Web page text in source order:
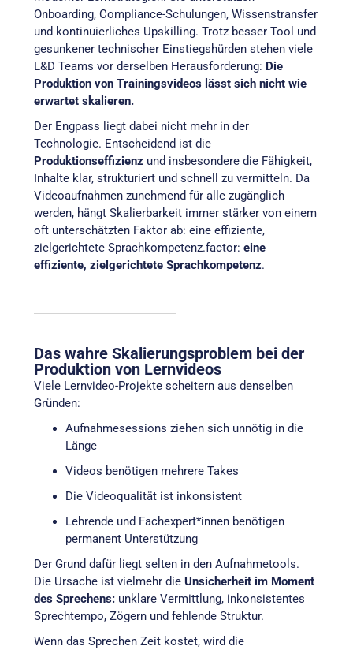
Onboarding, Compliance-Schulungen, Wissenstransfer
und kontinuierliches Upskilling. Trotz besser Tool und
gesunkener technischer Einstiegshürden stehen viele
L&D Teams vor derselben Herausforderung: Die
Produktion von Trainingsvideos lässt sich nicht wie
erwartet skalieren.
Der Engpass liegt dabei nicht mehr in der
Technologie. Entscheidend ist die
Produktionseffizienzund insbesondere die Fähigkeit,
Inhalte klar, strukturiert und schnell zu vermitteln. Da
Videoaufnahmen zunehmend für alle zugänglich
werden, hängt Skalierbarkeit immer stärker von einem
oft unterschätzten Faktor ab: eine effiziente,
zielgerichtete Sprachkompetenz.factor: eine
effiziente, zielgerichtete Sprachkompetenz.
Das wahre Skalierungsproblem bei der
Produktion von Lernvideos
Viele Lernvideo-Projekte scheitern aus denselben
Gründen:
Aufnahmesessions ziehen sich unnötig in die
Länge
Videos benötigen mehrere Takes
Die Videoqualität ist inkonsistent
Lehrende und Fachexpert*innen benötigen
permanent Unterstützung
Der Grund dafür liegt selten in den Aufnahmetools.
Die Ursache ist vielmehr die Unsicherheit im Moment
des Sprechens:unklare Vermittlung, inkonsistentes
Sprechtempo, Zögern und fehlende Struktur.
Wenn das Sprechen Zeit kostet, wird die